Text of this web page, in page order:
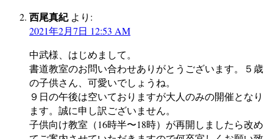
西尾真紀 より:
2021年2月7日 12:53 AM
中武様、はじめまして。
書道教室のお問い合わせありがとうございます。５歳
の子供さん、可愛いでしょうね。
９日の午後は空いておりますが大人のみの開催となり
ます。誠に申し訳ございません。
子供向け教室（16時半〜18時）が再開しましたら改め